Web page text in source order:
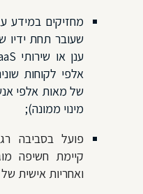
מחזיקים במידע
שעובר תחת
אלפי לקוחות
של מאות אלפי
מינוי ממונה);
פועל בסביבה
קיימת חשיפה
ואחריות אישית